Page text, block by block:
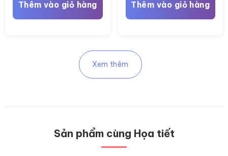
400.000 ₫. là:
Thêm vào giỏ hàng
700.000 ₫. là:
Thêm vào giỏ hàng
Xem thêm
Sản phẩm cùng Họa tiết